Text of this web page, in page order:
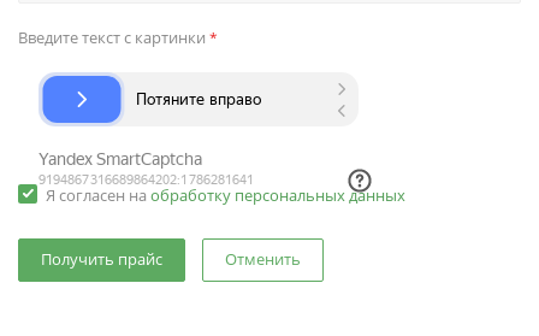
Введите текст с картинки *
Я согласен на обработку персональных данных
Отменить